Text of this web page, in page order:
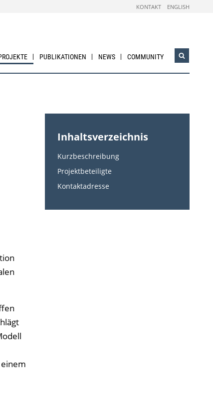
KONTAKT ENGLISH
PUBLIKATIONEN NEWS COMMUNITY
Inhaltsverzeichnis
Kurzbeschreibung
Projektbeteiligte
Kontaktadresse